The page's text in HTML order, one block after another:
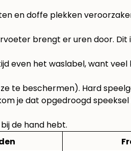
en doffe plekken
brengt er uren door.
even het waslabel, want veel
te beschermen). Hard
je dat opgedroogd
de hand hebt.